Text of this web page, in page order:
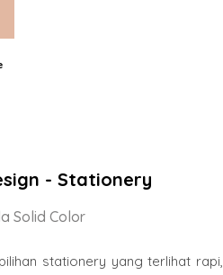
- Stationery
Solid Color
stationery yang terlihat rapi,